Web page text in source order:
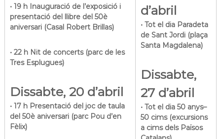
• 19 h Inauguració de l’exposició i
presentació del llibre del 50è
aniversari (Casal Robert Brillas)
• 22 h Nit de concerts (parc de les
Tres Esplugues)
Dissabte, 20 d’abril
• 17 h Presentació del joc de taula
del 50è aniversari (parc Pou d’en
Fèlix)
d’abril
• Tot el dia Paradeta
de Sant Jordi (plaça
Santa Magdalena)
Dissabte,
27 d’abril
• Tot el dia 50 anys–
50 cims (excursions
a cims dels Països